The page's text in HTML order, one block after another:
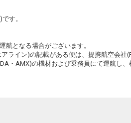
+12,900円
す。
航となる場合がございます。
ライン)の記載がある便は、提携航空会
・AMX)の機材および乗務員にて運航し